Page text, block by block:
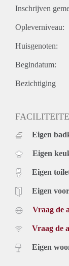
Inschrijven
Opleverniveau:
Huisgenoten:
Begindatum:
Bezichtiging
Eigen
Eigen
Eigen
Eigen
Vraag de
Vraag de
Eigen